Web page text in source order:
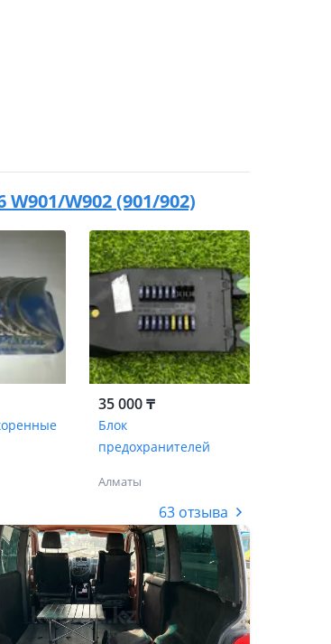
W902 (901/902)
35 000 ₸
Блок
предохранителей
Алматы
63 отзыва